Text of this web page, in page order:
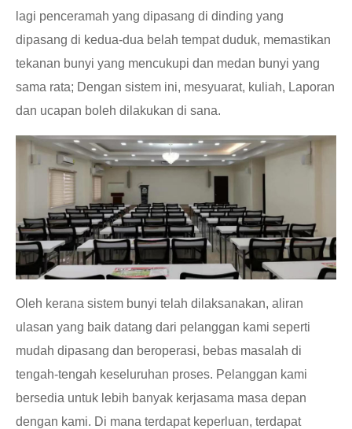
lagi penceramah yang dipasang di dinding yang
dipasang di kedua-dua belah tempat duduk, memastikan
tekanan bunyi yang mencukupi dan medan bunyi yang
sama rata; Dengan sistem ini, mesyuarat, kuliah, Laporan
dan ucapan boleh dilakukan di sana.
Oleh kerana sistem bunyi telah dilaksanakan, aliran
ulasan yang baik datang dari pelanggan kami seperti
mudah dipasang dan beroperasi, bebas masalah di
tengah-tengah keseluruhan proses. Pelanggan kami
bersedia untuk lebih banyak kerjasama masa depan
dengan kami. Di mana terdapat keperluan, terdapat